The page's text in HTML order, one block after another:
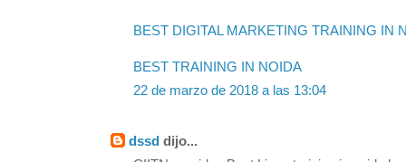
BEST DIGITAL MARKETING TRAINING IN
BEST TRAINING IN NOIDA
22 de marzo de 2018 a las 13:04
dssd dijo...